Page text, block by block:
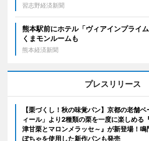
習志野経済新聞
熊本駅前にホテル「ヴィアインプライ
くまモンルームも
熊本経済新聞
プレスリリース
【栗づくし！秋の味覚パン】京都の老舗
ィール」より2種類の栗を一度に楽しめる
津甘栗とマロンメラッセ～』が新登場！
ぼちゃを使用した新作パンも発売